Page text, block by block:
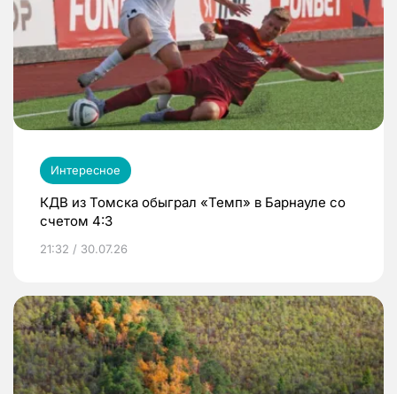
Интересное
КДВ из Томска обыграл «Темп» в Барнауле со
счетом 4:3
21:32 / 30.07.26